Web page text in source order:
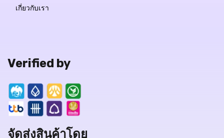
เกี่ยวกับเรา
Verified by
จัดส่งสินค้าโดย